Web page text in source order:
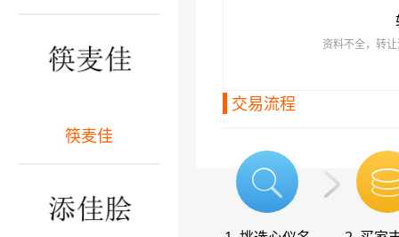
资料不全，转
交易流程
筷麦佳